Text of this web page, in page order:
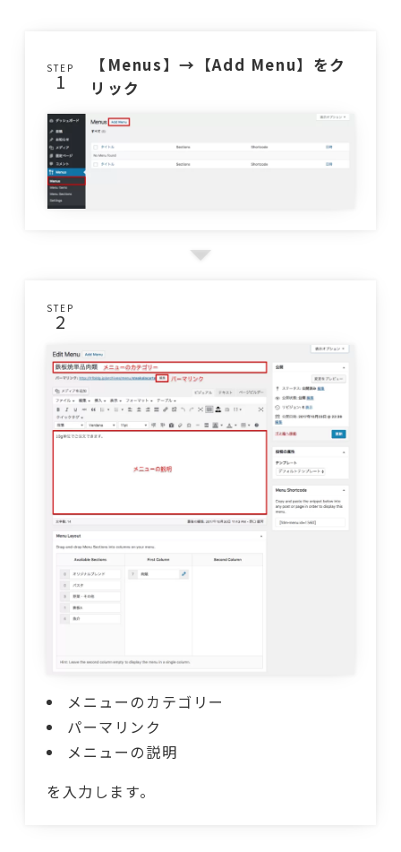
STEP
【Menus】→【Add Menu】をク
リック
STEP
メニューのカテゴリー
パーマリンク
メニューの説明
を入力します。